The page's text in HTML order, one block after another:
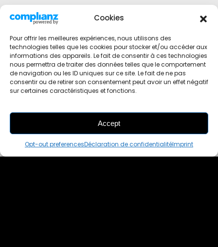
Cookies
Pour offrir les meilleures expériences, nous utilisons des
technologies telles que les cookies pour stocker et/ou accéder aux
informations des appareils. Le fait de consentir à ces technologies
nous permettra de traiter des données telles que le comportement
de navigation ou les ID uniques sur ce site. Le fait de ne pas
consentir ou de retirer son consentement peut avoir un effet négatif
sur certaines caractéristiques et fonctions.
Accept
Opt-out preferencesDéclaration de confidentialitéImprint
THIS PAIR IS
ALREADY SOLD OUT